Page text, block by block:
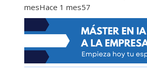
mesHace 1 mes57